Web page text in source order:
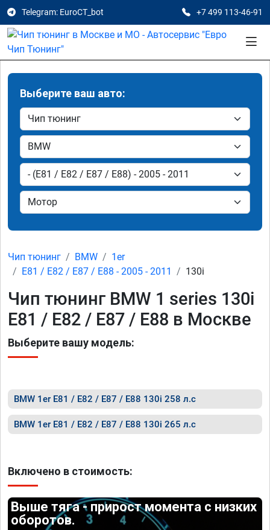
Telegram: EuroCT_bot +7 499 113-46-91
Выберите ваш авто:
Чип тюнинг BMW
1er
E81 / E82 / E87 / E88 - 2005 - 2011
130i
Чип тюнинг BMW 1 series 130i
E81 / E82 / E87 / E88 в Москве
Выберите вашу модель:
BMW 1er E81 / E82 / E87 / E88 130i 258 л.с
BMW 1er E81 / E82 / E87 / E88 130i 265 л.с
Включено в стоимость:
Выше тяга - прирост момента с низких
оборотов.